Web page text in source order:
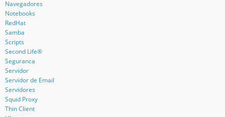
Navegadores
Notebooks
RedHat
Samba
Scripts
Second Life®
Seguranca
Servidor
Servidor de Email
Servidores
Squid Proxy
Thin Client